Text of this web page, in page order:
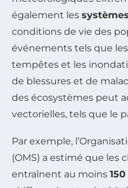
également les
conditions de vie des
événements tels que
tempêtes et les
de blessures et de
des écosystèmes peut
vectorielles, tels que le
Par exemple,
(OMS) a estimé que
entraînent au moins